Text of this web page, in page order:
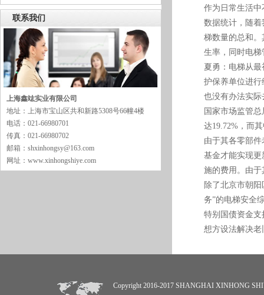
联系我们
上海鑫竑实业有限公司
地址：上海市宝山区共和新路5308号66幢4楼
电话：021-66980701
传真：021-66980702
邮箱：shxinhongsy@163.com
网址：www.xinhongshiye.com
作为日常生活
数据统计，随着
梯数量的总和。
生率，同时电
夏勇：电梯从
护保养单位进
也没有办法实
国家市场监管
达19.72%，而
由于其各零部
基金才能实现
施的费用。由
除了北京市朝
务”的电梯安全
特别国债资金
想方设法解决老
Copyright 2016-2017 SHANGHAI XINHONG